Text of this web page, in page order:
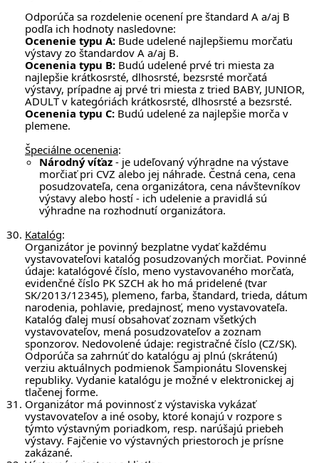
Odporúča sa rozdelenie ocenení pre štandard A a/aj B
podľa ich hodnoty nasledovne:
Ocenenie typu A: Bude udelené najlepšiemu morčaťu
výstavy zo štandardov A a/aj B.
Ocenenia typu B: Budú udelené prvé tri miesta za
najlepšie krátkosrsté, dlhosrsté, bezsrsté morčatá
výstavy, prípadne aj prvé tri miesta z tried BABY, JUNIOR,
ADULT v kategóriách krátkosrsté, dlhosrsté a bezsrsté.
Ocenenia typu C: Budú udelené za najlepšie morča v
plemene.
Špeciálne ocenenia:
Národný víťaz - je udeľovaný výhradne na výstave
morčiať pri CVZ alebo jej náhrade. Čestná cena, cena
posudzovateľa, cena organizátora, cena návštevníkov
výstavy alebo hostí - ich udelenie a pravidlá sú
výhradne na rozhodnutí organizátora.
Katalóg:
Organizátor je povinný bezplatne vydať každému
vystavovateľovi katalóg posudzovaných morčiat. Povinné
údaje: katalógové číslo, meno vystavovaného morčaťa,
evidenčné číslo PK SZCH ak ho má pridelené (tvar
SK/2013/12345), plemeno, farba, štandard, trieda, dátum
narodenia, pohlavie, predajnosť, meno vystavovateľa.
Katalóg ďalej musí obsahovať zoznam všetkých
vystavovateľov, mená posudzovateľov a zoznam
sponzorov. Nedovolené údaje: registračné číslo (CZ/SK).
Odporúča sa zahrnúť do katalógu aj plnú (skrátenú)
verziu aktuálnych podmienok Šampionátu Slovenskej
republiky. Vydanie katalógu je možné v elektronickej aj
tlačenej forme.
Organizátor má povinnosť z výstaviska vykázať
vystavovateľov a iné osoby, ktoré konajú v rozpore s
týmto výstavným poriadkom, resp. narúšajú priebeh
výstavy. Fajčenie vo výstavných priestoroch je prísne
zakázané.